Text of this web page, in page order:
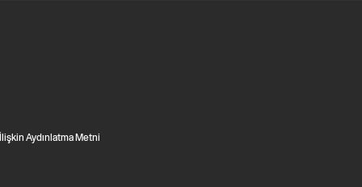
Aydınlatma Metni